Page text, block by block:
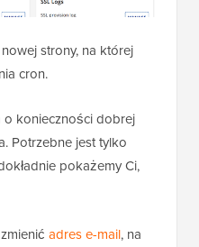
strony, na której
cron.
o konieczności dobrej
Potrzebne jest tylko
pokażemy Ci,
adres e-mail, na